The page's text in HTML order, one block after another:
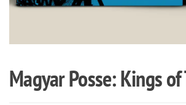
Magyar Posse: Kings